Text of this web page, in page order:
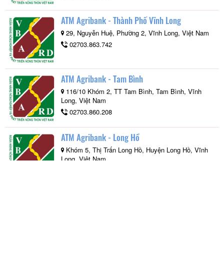
ATM Agribank - Thành Phố Vĩnh Long
29, Nguyễn Huệ, Phường 2, Vĩnh Long, Việt Nam
02703.863.742
ATM Agribank - Tam Bình
116/10 Khóm 2, TT Tam Bình, Tam Bình, Vĩnh
Long, Việt Nam
02703.860.208
ATM Agribank - Long Hồ
Khóm 5, Thị Trấn Long Hồ, Huyện Long Hồ, Vĩnh
Long, Việt Nam